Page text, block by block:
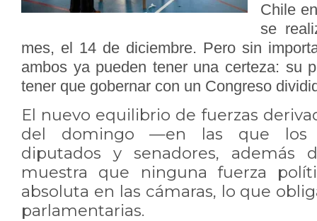
Chile
se
mes, el 14 de diciembre. Pero sin
ambos ya pueden tener una certeza: su
tener que gobernar con un Congreso
El nuevo equilibrio de fuerzas
del domingo —en las que los
diputados y senadores, además
muestra que ninguna fuerza
absoluta en las cámaras, lo que
parlamentarias.